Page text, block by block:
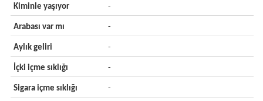
Kiminle yaşıyor -
Arabası var mı -
Aylık geliri -
İçki içme sıklığı -
Sigara içme sıklığı -